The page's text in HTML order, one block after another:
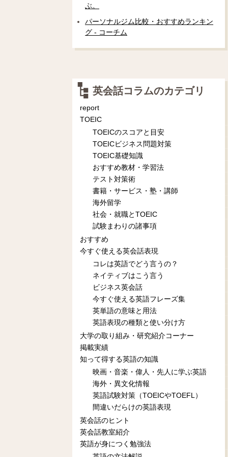
ぶ。
パーソナルジム比較・おすすめランキン
グ - コーチム
英会話コラムのカテゴリ
report
TOEIC
TOEICのスコアと目安
TOEICビジネス問題対策
TOEIC基礎知識
おすすめ教材・学習法
テスト対策術
書籍・サービス・塾・講師
海外留学
社会・就職とTOEIC
試験まわりの諸事項
おすすめ
今すぐ使える英会話表現
コレは英語でどう言うの？
ネイティブはこう言う
ビジネス英会話
今すぐ使える英語フレーズ集
英単語の意味と用法
英語表現の種類と使い分け方
大学の取り組み・研究紹介コーナー
掲載実績
知って得する英語の知識
映画・音楽・偉人・先人に学ぶ英語
海外・異文化情報
英語試験対策（TOEICやTOEFL）
間違いだらけの英語表現
英会話のヒント
英会話教室紹介
英語が身につく勉強法